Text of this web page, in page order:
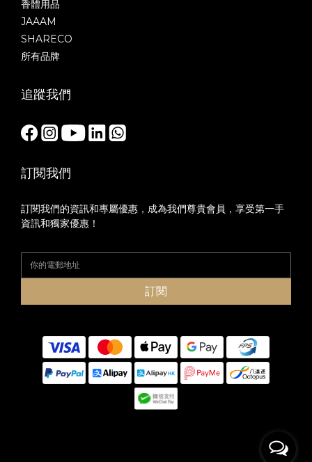
香體用品
JAAAM
SHARECO
所有品牌
追蹤我們
訂閱我們
訂閱我們的資訊和專屬優惠，成為我們尊貴會員，享受第一手
資訊和獨家優惠！
訂閱